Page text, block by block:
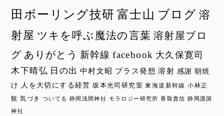
田ボーリング技研 富士山 ブログ 溶
射屋 ツキを呼ぶ魔法の言葉 溶射屋ブロ
グ ありがとう 新幹線 facebook 大久保寛司
木下晴弘 日の出 中村文昭 プラス発想 溶射 感謝 朝焼
け 人を大切にする経営 坂本光司研究室 東海道新幹線 小林正
観 気づき ついてる 静岡浅間神社 モラロジー研究所 香取貴信 静岡護国
神社